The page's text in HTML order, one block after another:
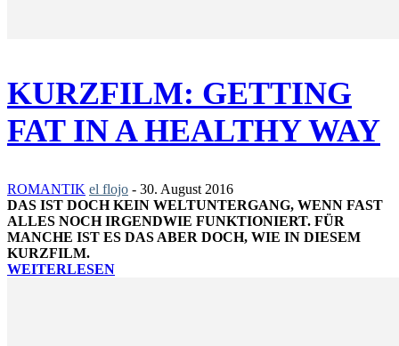
KURZFILM: GETTING
FAT IN A HEALTHY WAY
ROMANTIK el flojo - 30. August 2016
DAS IST DOCH KEIN WELTUNTERGANG, WENN FAST
ALLES NOCH IRGENDWIE FUNKTIONIERT. FÜR
MANCHE IST ES DAS ABER DOCH, WIE IN DIESEM
KURZFILM.
WEITERLESEN